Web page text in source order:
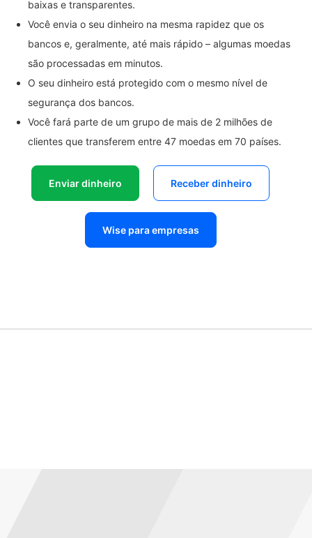
baixas e transparentes.
Você envia o seu dinheiro na mesma rapidez que os
bancos e, geralmente, até mais rápido – algumas moedas
são processadas em minutos.
O seu dinheiro está protegido com o mesmo nível de
segurança dos bancos.
Você fará parte de um grupo de mais de 2 milhões de
clientes que transferem entre 47 moedas em 70 países.
Enviar dinheiro Receber dinheiro
Wise para empresas